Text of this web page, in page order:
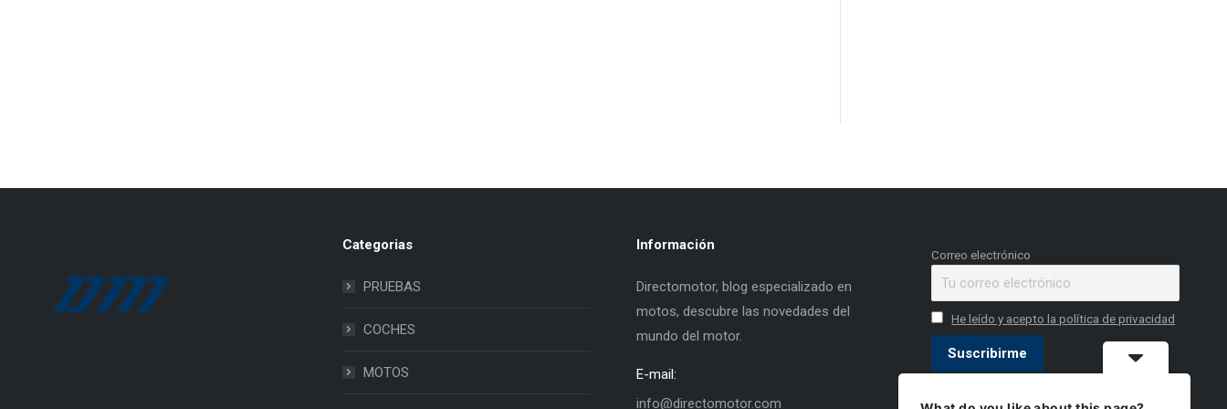
Categorias
PRUEBAS
COCHES
MOTOS
Información
Directomotor, blog especializado en
motos, descubre las novedades del
mundo del motor.
E-mail:
info@directomotor.com
Correo electrónico
He leído y acepto la política de privacidad